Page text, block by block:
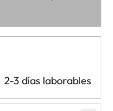
2-3 días laborables